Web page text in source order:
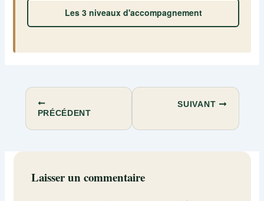
Les 3 niveaux d'accompagnement
PRÉCÉDENT
SUIVANT
Laisser un commentaire